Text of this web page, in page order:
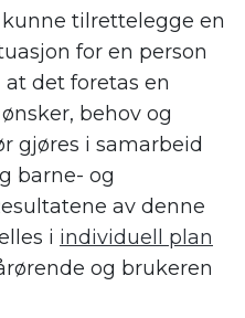
tilrettelegge en
for en person
det foretas en
behov og
gjøres i samarbeid
barne- og
av denne
i individuell plan
og brukeren